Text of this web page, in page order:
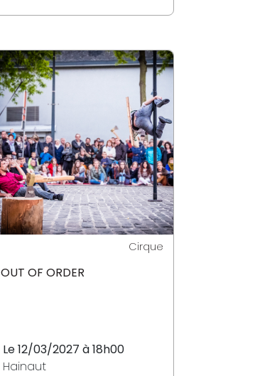
Cirque
OUT OF ORDER
Le 12/03/2027 à 18h00
Hainaut